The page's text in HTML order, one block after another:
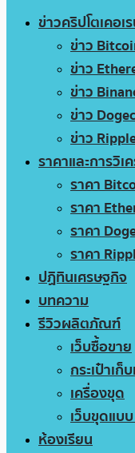
ข่าวคริปโตเคอเ
ข่าว
ข่าว
ข่าว
ข่าว
ข่าว
ราคาและการวิเ
ราคา
ราคา
ราคา
ราคา
ปฏิทินเศรษฐกิจ
บทความ
รีวิวผลิตภัณฑ์
เว็บซื้อขาย
กระเป๋าเก็
เครื่องขุด
เว็บขุดแบ
ห้องเรียน